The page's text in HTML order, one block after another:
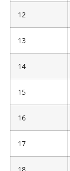
12
13
14
15
16
17